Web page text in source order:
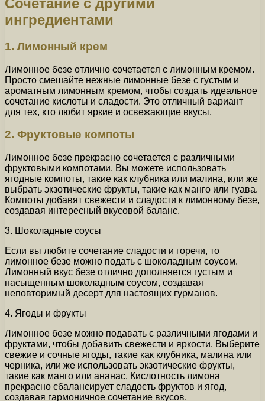
Сочетание с другими
ингредиентами
1. Лимонный крем
Лимонное безе отлично сочетается с лимонным кремом.
Просто смешайте нежные лимонные безе с густым и
ароматным лимонным кремом, чтобы создать идеальное
сочетание кислоты и сладости. Это отличный вариант
для тех, кто любит яркие и освежающие вкусы.
2. Фруктовые компоты
Лимонное безе прекрасно сочетается с различными
фруктовыми компотами. Вы можете использовать
ягодные компоты, такие как клубника или малина, или же
выбрать экзотические фрукты, такие как манго или гуава.
Компоты добавят свежести и сладости к лимонному безе,
создавая интересный вкусовой баланс.
3. Шоколадные соусы
Если вы любите сочетание сладости и горечи, то
лимонное безе можно подать с шоколадным соусом.
Лимонный вкус безе отлично дополняется густым и
насыщенным шоколадным соусом, создавая
неповторимый десерт для настоящих гурманов.
4. Ягоды и фрукты
Лимонное безе можно подавать с различными ягодами и
фруктами, чтобы добавить свежести и яркости. Выберите
свежие и сочные ягоды, такие как клубника, малина или
черника, или же использовать экзотические фрукты,
такие как манго или ананас. Кислотность лимона
прекрасно сбалансирует сладость фруктов и ягод,
создавая гармоничное сочетание вкусов.